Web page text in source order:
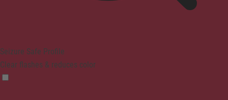
Seizure Safe Profile
Clear flashes & reduces color